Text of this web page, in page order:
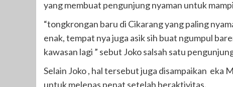
yang membuat pengunjung nyaman untuk
“tongkrongan baru di Cikarang yang paling
enak, tempat nya juga asik sih buat ngumpul
kawasan lagi ” sebut Joko salsah satu
Selain Joko , hal tersebut juga disampaikan eka
untuk melepas penat setelah beraktivitas.